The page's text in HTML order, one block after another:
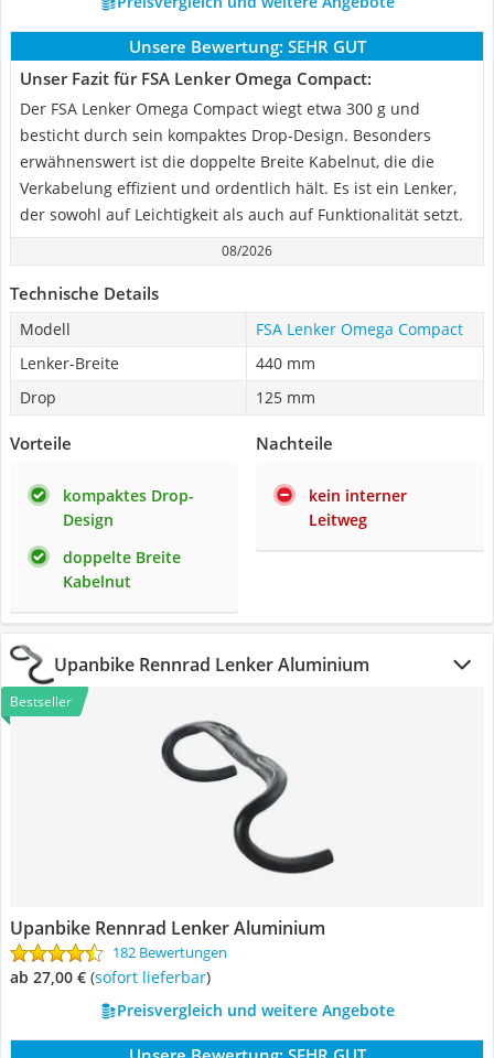
Unsere Bewertung: SEHR GUT
Unser Fazit für FSA Lenker Omega Compact:
Der FSA Lenker Omega Compact wiegt etwa 300 g und
besticht durch sein kompaktes Drop-Design. Besonders
erwähnenswert ist die doppelte Breite Kabelnut, die die
Verkabelung effizient und ordentlich hält. Es ist ein Lenker,
der sowohl auf Leichtigkeit als auch auf Funktionalität setzt.
08/2026
Technische Details
Modell
FSA Lenker Omega Compact
Lenker-Breite
440 mm
Drop
125 mm
Vorteile
kompaktes Drop-
Design
doppelte Breite
Kabelnut
Nachteile
kein interner
Leitweg
Upanbike Rennrad Lenker Aluminium
Bestseller
Upanbike Rennrad Lenker Aluminium
182 Bewertungen
ab 27,00 € ( Sofort lieferbar)
Preisvergleich und weitere Angebote